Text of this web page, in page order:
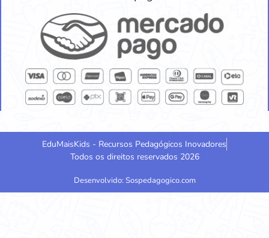
EduMaisKids - Recursos Pedagógicos Inovadores
Todos os direitos reservados 2026
Desenvolvido: Sospedagogico.com